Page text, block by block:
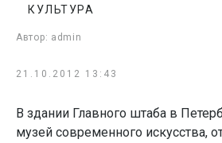
Автор: admin
КУЛЬТУРА
21.10.2012 13:43
В здании Главного штаба в
музей современного искусства,